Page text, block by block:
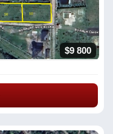
$9 800